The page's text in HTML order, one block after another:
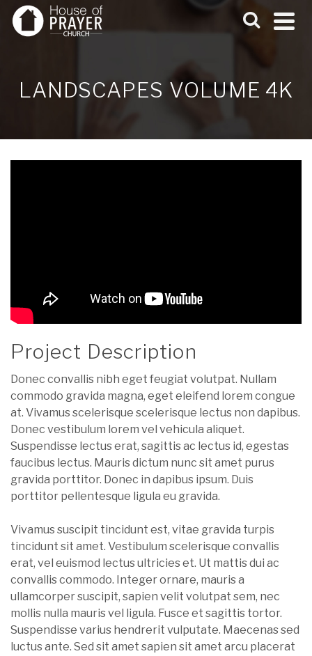
LANDSCAPES VOLUME 4K
Project Description
Donec convallis nibh eget feugiat volutpat. Nullam
commodo gravida magna, eget eleifend lorem congue
at. Vivamus scelerisque scelerisque lectus non dapibus.
Donec vestibulum lorem vel vehicula aliquet.
Suspendisse lectus erat, sagittis ac lectus id, egestas
faucibus lectus. Mauris dictum nunc sit amet purus
gravida porttitor. Donec in dapibus ipsum. Duis
porttitor pellentesque ligula eu gravida.
Vivamus suscipit tincidunt est, vitae gravida turpis
tincidunt sit amet. Vestibulum scelerisque convallis
erat, vel euismod lectus ultricies et. Ut mattis dui ac
convallis commodo. Integer ornare, mauris a
ullamcorper suscipit, sapien velit volutpat sem, nec
mollis nulla mauris vel ligula. Fusce et sagittis tortor.
Suspendisse varius hendrerit vulputate. Maecenas sed
luctus ante. Sed sit amet sapien sit amet arcu placerat